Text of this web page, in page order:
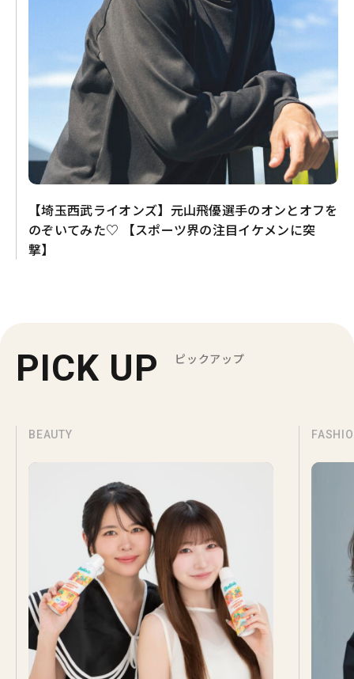
【埼玉西武ライオンズ】元山飛優選手のオンとオフを
のぞいてみた♡ 【スポーツ界の注目イケメンに突
撃】
PICK UP ピックアップ
BEAUTY